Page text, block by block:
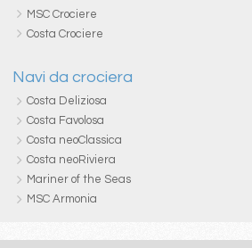
MSC Crociere
Costa Crociere
Navi da crociera
Costa Deliziosa
Costa Favolosa
Costa neoClassica
Costa neoRiviera
Mariner of the Seas
MSC Armonia